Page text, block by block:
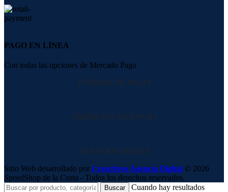
PAGO EN LÍNEA
Con todas las opciones de Mercado Pago
FORMAS DE PAGO
EMPRESAS DE ENVIO
NUESTRAS REDES
Sitio Web desarrollado por Creactivos Agencia Digital © 2026
SpeedShop de la Costa - Todos los derechos reservados.
Buscar
Cuando hay resultados